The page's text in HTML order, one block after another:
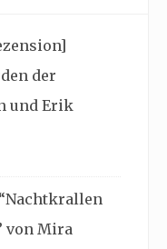
der
und Erik
von Mira